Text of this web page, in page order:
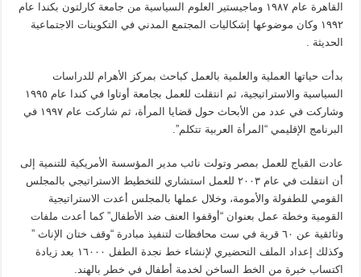
القاهرة عام ١٩٨٧ وماجيستير العلوم السياسية من جامعة كارلتون بكندا عام
١٩٩٢ وكان موضوعها إشكاليات المجتمع المدني في التكوينات الاجتماعية
الحديثة .
بدأت حياتها العملية والعلمية بالعمل كباحث بمركز الأهرام للدراسات
السياسية والاستراتيجية، ثم انتقلت للعمل بجامعة أوتاوا في كندا عام ١٩٩٥
وشاركت في عدد من الأبحاث حول قضايا المرأة، ثم شاركت عام ١٩٩٧ في
البرنامج الإقليمي “المرأة العربية تتكلم”.
عادت القباج للعمل بمصر وتولت نائب مدير المؤسسة الأمريكية للتنمية إلى
أن انتقلت في عام ٢٠٠٣ للعمل استشاري للتخطيط الاستراتيجي بالمجلس
القومي للطفولة والأمومة، وخلال عملها بالمجلس أعدت الاستراتيجية
القومية وخطة عمل بعنوان “أوقفوا العنف ضد الأطفال” كما أعدت ملفات
وثائقية عن ٦٠ قرية في ست محافظات لتنفيذ مبادرة “وقف ختان الإناث ”
وكذلك إعداد الملف التحضيري لإنشاء خط نجدة الطفل ١٦٠٠٠ بعد زيادة
اكتساب خبرة من الخط الساخن لخدمة أطفال في خطر بالهند.